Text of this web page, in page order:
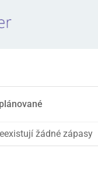
žádné zápasy